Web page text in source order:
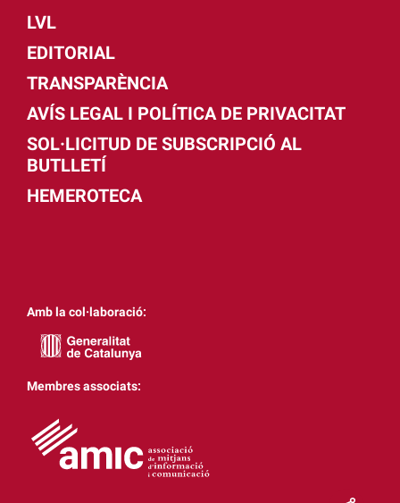
LVL
EDITORIAL
TRANSPARÈNCIA
AVÍS LEGAL I POLÍTICA DE PRIVACITAT
SOL·LICITUD DE SUBSCRIPCIÓ AL
BUTLLETÍ
HEMEROTECA
Amb la col·laboració:
Membres associats: